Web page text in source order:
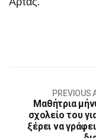
PREVIOUS
Μαθήτρια
σχολείο του
ξέρει να